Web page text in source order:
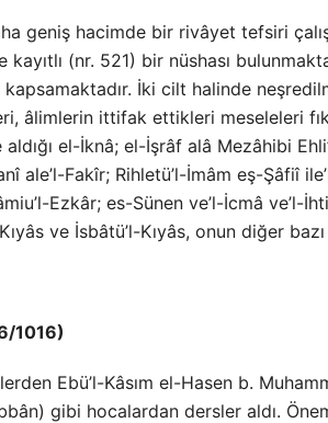
geniş hacimde bir rivâyet tefsiri
kayıtlı (nr. 521) bir nüshası
İki cilt halinde
âlimlerin ittifak ettikleri meseleleri
aldığı el-İknâ; el-İşrâf alâ Mezâhibi
ale’l-Fakîr; Rihletü’l-İmâm eş-Şâfiî
Ezkâr; es-Sünen ve’l-İcmâ ve’l-
ve İsbâtü’l-Kıyâs, onun diğer bazı
1016)
Ebü’l-Kâsım el-Hasen b.
gibi hocalardan dersler aldı.